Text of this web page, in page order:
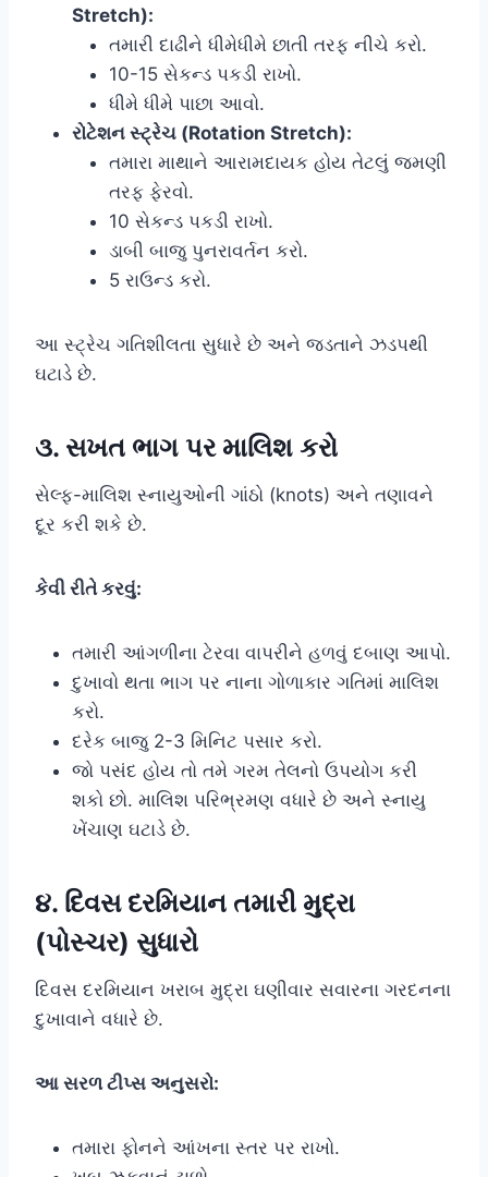
Stretch):
તમારી દાઢીને ધીમેધીમે છાતી તરફ નીચે કરો.
10-15 સેકન્ડ પકડી રાખો.
ધીમે ધીમે પાછા આવો.
રોટેશન સ્ટ્રેચ (Rotation Stretch):
તમારા માથાને આરામદાયક હોય તેટલું જમણી
તરફ ફેરવો.
10 સેકન્ડ પકડી રાખો.
ડાબી બાજુ પુનરાવર્તન કરો.
5 રાઉન્ડ કરો.
આ સ્ટ્રેચ ગતિશીલતા સુધારે છે અને જડતાને ઝડપથી
ઘટાડે છે.
૩. સખત ભાગ પર માલિશ કરો
સેલ્ફ-માલિશ સ્નાયુઓની ગાંઠો (knots) અને તણાવને
દૂર કરી શકે છે.
કેવી રીતે કરવું:
તમારી આંગળીના ટેરવા વાપરીને હળવું દબાણ આપો.
દુખાવો થતા ભાગ પર નાના ગોળાકાર ગતિમાં માલિશ
કરો.
દરેક બાજુ 2-3 મિનિટ પસાર કરો.
જો પસંદ હોય તો તમે ગરમ તેલનો ઉપયોગ કરી
શકો છો. માલિશ પરિભ્રમણ વધારે છે અને સ્નાયુ
ખેંચાણ ઘટાડે છે.
૪. દિવસ દરમિયાન તમારી મુદ્રા
(પોસ્ચર) સુધારો
દિવસ દરમિયાન ખરાબ મુદ્રા ઘણીવાર સવારના ગરદનના
દુખાવાને વધારે છે.
આ સરળ ટીપ્સ અનુસરો:
તમારા ફોનને આંખના સ્તર પર રાખો.